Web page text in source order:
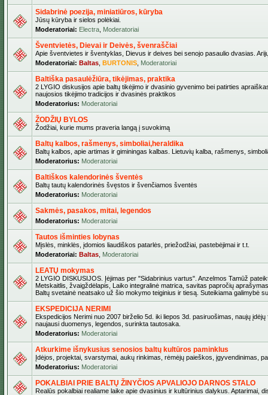
Sidabrinė poezija, miniatiūros, kūryba
Jūsų kūryba ir sielos polėkiai.
Moderatoriai: Electra Moderatoriai
Šventvietės, Dievai ir Deivės, švenraščiai
Apie šventvietes ir šventyklas, Dievus ir deives bei senojo pasaulio dvasias.
Moderatoriai: Baltas BURTONIS Moderatoriai
Baltiška pasaulėžiūra, tikėjimas, praktika
2 LYGIO diskusijos apie baltų tikėjimo ir dvasinio gyvenimo bei patirties
naujosios tikėjimo tradicijos ir dvasinės praktikos
Moderatorius: Moderatoriai
ŽODŽIŲ BYLOS
Žodžiai, kurie mums praveria langą į suvokimą
Baltų kalbos, rašmenys, simboliai,heraldika
Baltų kalbos, apie artimas ir giminingas kalbas. Lietuvių kalba, rašmenys,
Moderatorius: Moderatoriai
Baltiškos kalendorinės šventės
Baltų tautų kalendorinės švęstos ir švenčiamos šventės
Moderatorius: Moderatoriai
Sakmės, pasakos, mitai, legendos
Moderatorius: Moderatoriai
Tautos išminties lobynas
Mįslės, minklės, įdomios liaudiškos patarlės, priežodžiai, pastebėjimai ir t.t.
Moderatoriai: Baltas Moderatoriai
LEATŲ mokymas
2 LYGIO DISKUSIJOS. Įėjimas per "Sidabrinius vartus". Anzelmos Tamūž
Metskaitlis, žvaigždėlapis, Laiko integralinė matrica, savitas papročių
Baltų svetainė neatsako už šio mokymo teiginius ir tiesą. Suteikiama galimybė
EKSPEDICIJA NERIMI
Ekspedicijos Nerimi nuo 2007 birželio 5d. iki liepos 3d. pasiruošimas, naujų
naujausi duomenys, legendos, surinkta tautosaka.
Moderatorius: Moderatoriai
Atkurkime išnykusius senosios baltų kultūros paminklus
Įdėjos, projektai, svarstymai, aukų rinkimas, rėmėjų paieškos, įgyvendinimas,
Moderatorius: Moderatoriai
POKALBIAI PRIE BALTŲ ŽINYČIOS APVALIOJO DARNOS STALO
Realūs pokalbiai realiame laike apie dvasinius ir kultūrinius dalykus. Aptarimai,